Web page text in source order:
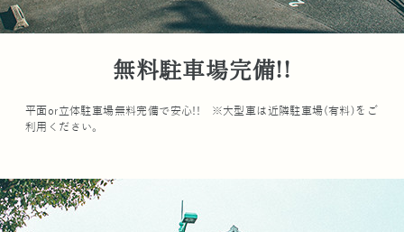
無料駐車場完備!!
平面or立体駐車場無料完備で安心!! ※大型車は近隣駐車場(有料)をご
利用ください。